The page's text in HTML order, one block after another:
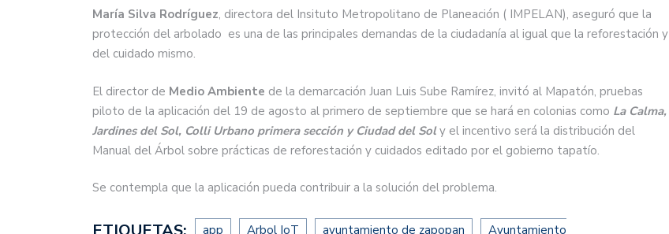
María Silva Rodríguez, directora del Insituto Metropolitano de Planeación ( IMPELAN), aseguró que la
protección del arbolado es una de las principales demandas de la ciudadanía al igual que la reforestación y
del cuidado mismo.
El director de Medio Ambiente de la demarcación Juan Luis Sube Ramírez, invitó al Mapatón, pruebas
piloto de la aplicación del 19 de agosto al primero de septiembre que se hará en colonias como La Calma,
Jardines del Sol, Colli Urbano primera sección y Ciudad del Soly el incentivo será la distribución del
Manual del Árbol sobre prácticas de reforestación y cuidados editado por el gobierno tapatío.
Se contempla que la aplicación pueda contribuir a la solución del problema.
app Arbol IoT ayuntamiento de zapopan
Ayuntamiento